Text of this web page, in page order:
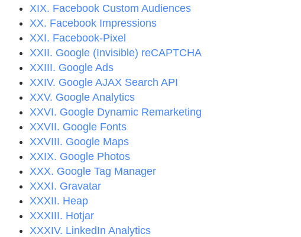
XIX. Facebook Custom Audiences
XX. Facebook Impressions
XXI. Facebook-Pixel
XXII. Google (Invisible) reCAPTCHA
XXIII. Google Ads
XXIV. Google AJAX Search API
XXV. Google Analytics
XXVI. Google Dynamic Remarketing
XXVII. Google Fonts
XXVIII. Google Maps
XXIX. Google Photos
XXX. Google Tag Manager
XXXI. Gravatar
XXXII. Heap
XXXIII. Hotjar
XXXIV. LinkedIn Analytics